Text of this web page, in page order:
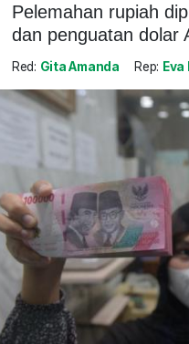
Pelemahan rupiah
dan penguatan dolar
Red: Gita Amanda Rep: